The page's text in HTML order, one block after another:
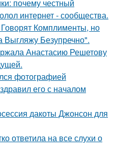
почему честный
интернет - сообщества.
Комплименты, но
Выгляжу Безупречно".
Анастасию Решетову
фотографией
его с началом
дакоты Джонсон для
ответила на все слухи о